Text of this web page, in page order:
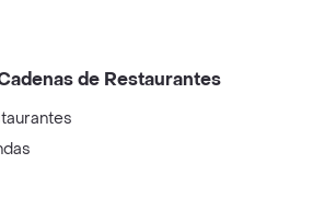
de Restaurantes